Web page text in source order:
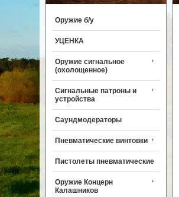
Оружие б/у
УЦЕНКА
Оружие сигнальное
(охолощенное)
Сигнальные патроны и
устройства
Саундмодераторы
Пневматические винтовки
Пистолеты пневматические
Оружие Концерн
Калашников